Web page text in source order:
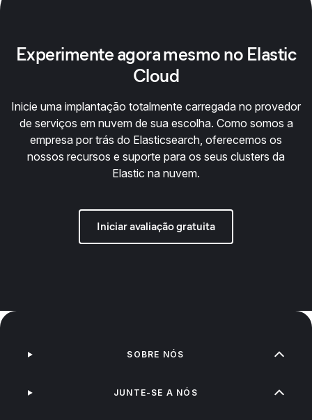
Experimente agora mesmo no Elastic
Cloud
Inicie uma implantação totalmente carregada no provedor
de serviços em nuvem de sua escolha. Como somos a
empresa por trás do Elasticsearch, oferecemos os
nossos recursos e suporte para os seus clusters da
Elastic na nuvem.
Iniciar avaliação gratuita
SOBRE NÓS
JUNTE-SE A NÓS